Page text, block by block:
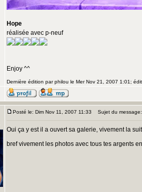
Hope
réalisée avec p-neuf
Enjoy ^^
Dernière édition par philou le Mer Nov 21, 2007 1:01;
Posté le: Dim Nov 11, 2007 11:33 Sujet du message:
Oui ça y est il a ouvert sa galerie, vivement la
bref vivement les photos avec tous tes argents